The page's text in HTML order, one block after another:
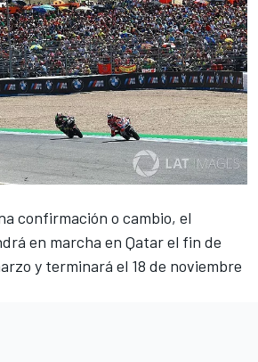
confirmación o cambio, el
en marcha en Qatar el fin de
y terminará el 18 de noviembre